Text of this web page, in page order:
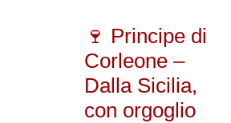
🍷 Principe di
Corleone –
Dalla Sicilia,
con orgoglio